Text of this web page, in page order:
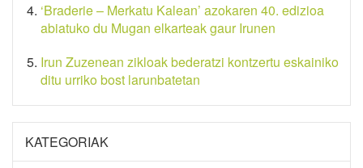
‘Braderie – Merkatu Kalean’ azokaren 40. edizioa
abiatuko du Mugan elkarteak gaur Irunen
Irun Zuzenean zikloak bederatzi kontzertu eskainiko
ditu urriko bost larunbatetan
KATEGORIAK